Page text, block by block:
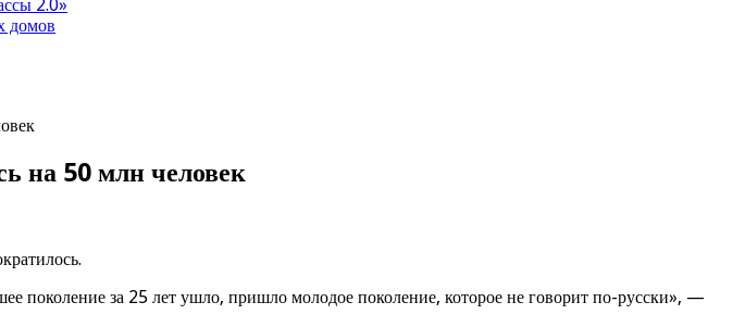
2.0»
домов
на 50 млн человек
поколение за 25 лет ушло, пришло молодое поколение, которое не говорит по-русски», —